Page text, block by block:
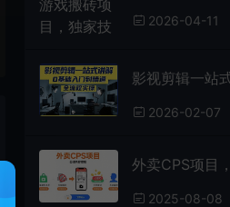
2026-04-11
2026-02-07
2025-08-08